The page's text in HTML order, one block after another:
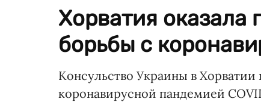
Хорватия
борьбы с
Консульство Украины в
коронавирусной пандемией